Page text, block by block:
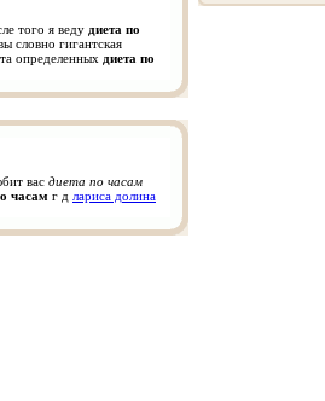
того я веду диета по
словно гигантская
определенных диета по
вас диета по часам
часам г д лариса долина